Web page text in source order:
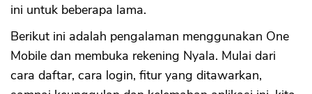
ini untuk beberapa lama.
Berikut ini adalah pengalaman menggunakan One
Mobile dan membuka rekening Nyala. Mulai dari
cara daftar, cara login, fitur yang ditawarkan,